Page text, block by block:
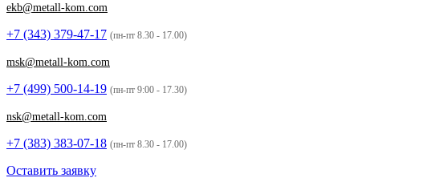
ekb@metall-kom.com
+7 (343) 379-47-17 (пн-пт 8.30 - 17.00)
msk@metall-kom.com
+7 (499) 500-14-19 (пн-пт 9:00 - 17.30)
nsk@metall-kom.com
+7 (383) 383-07-18 (пн-пт 8.30 - 17.00)
Оставить заявку